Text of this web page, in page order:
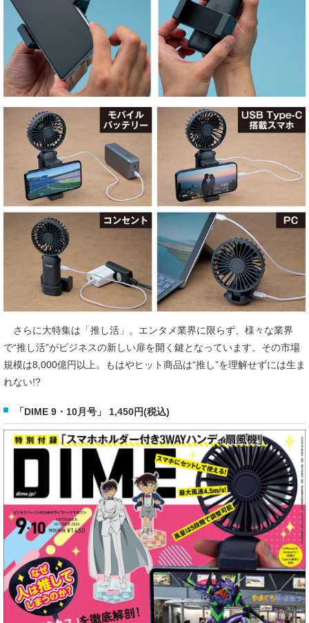
さらに大特集は「推し活」。エンタメ業界に限らず、様々な業界
で“推し活”がビジネスの新しい扉を開く鍵となっています。その市場
規模は8,000億円以上。もはやヒット商品は“推し”を理解せずには生ま
れない!?
「DIME 9・10月号」 1,450円(税込)